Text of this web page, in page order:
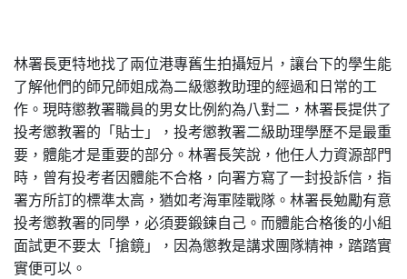
林署長更特地找了兩位港專舊生拍攝短片，讓台下的學生能
了解他們的師兄師姐成為二級懲教助理的經過和日常的工
作。現時懲教署職員的男女比例約為八對二，林署長提供了
投考懲教署的「貼士」，投考懲教署二級助理學歷不是最重
要，體能才是重要的部分。林署長笑說，他任人力資源部門
時，曾有投考者因體能不合格，向署方寫了一封投訴信，指
署方所訂的標準太高，猶如考海軍陸戰隊。林署長勉勵有意
投考懲教署的同學，必須要鍛鍊自己。而體能合格後的小組
面試更不要太「搶鏡」，因為懲教是講求團隊精神，踏踏實
實便可以。